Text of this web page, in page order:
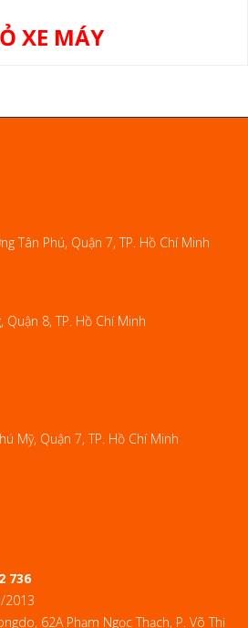
XE MÁY
Tân Phú, Quận 7, TP. Hồ Chí Minh
8, TP. Hồ Chí Minh
Mỹ, Quận 7, TP. Hồ Chí Minh
736
2013
62A Phạm Ngọc Thạch, P. Võ Thị